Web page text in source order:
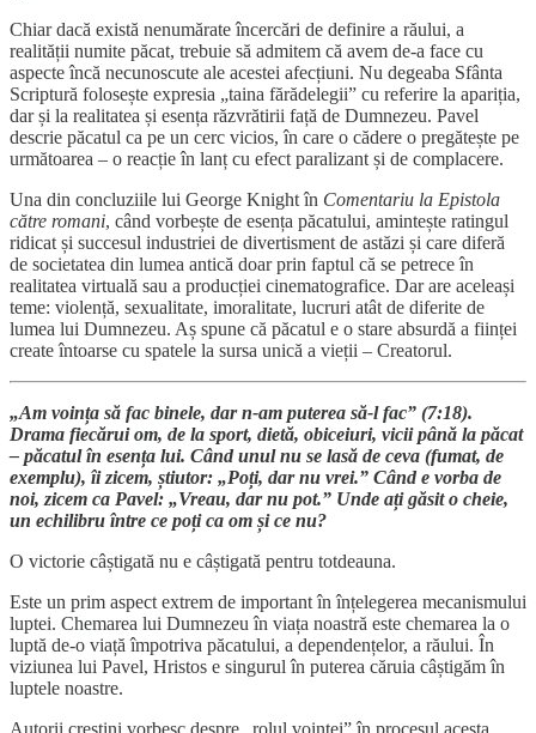
Chiar dacă există nenumărate încercări de definire a răului, a
realității numite păcat, trebuie să admitem că avem de-a face cu
aspecte încă necunoscute ale acestei afecțiuni. Nu degeaba Sfânta
Scriptură folosește expresia „taina fărădelegii” cu referire la apariția,
dar și la realitatea și esența răzvrătirii față de Dumnezeu. Pavel
descrie păcatul ca pe un cerc vicios, în care o cădere o pregătește pe
următoarea – o reacție în lanț cu efect paralizant și de complacere.
Una din concluziile lui George Knight în Comentariu la Epistola
către romani, când vorbește de esența păcatului, amintește ratingul
ridicat și succesul industriei de divertisment de astăzi și care diferă
de societatea din lumea antică doar prin faptul că se petrece în
realitatea virtuală sau a producției cinematografice. Dar are aceleași
teme: violență, sexualitate, imoralitate, lucruri atât de diferite de
lumea lui Dumnezeu. Aș spune că păcatul e o stare absurdă a ființei
create întoarse cu spatele la sursa unică a vieții – Creatorul.
„Am voința să fac binele, dar n-am puterea să-l fac” (7:18).
Drama fiecărui om, de la sport, dietă, obiceiuri, vicii până la păcat
– păcatul în esența lui. Când unul nu se lasă de ceva (fumat, de
exemplu), îi zicem, știutor: „Poți, dar nu vrei.” Când e vorba de
noi, zicem ca Pavel: „Vreau, dar nu pot.” Unde ați găsit o cheie,
un echilibru între ce poți ca om și ce nu?
O victorie câștigată nu e câștigată pentru totdeauna.
Este un prim aspect extrem de important în înțelegerea mecanismului
luptei. Chemarea lui Dumnezeu în viața noastră este chemarea la o
luptă de-o viață împotriva păcatului, a dependențelor, a răului. În
viziunea lui Pavel, Hristos e singurul în puterea căruia câștigăm în
luptele noastre.
Autorii creștini vorbesc despre „rolul voinței” în procesul acesta,